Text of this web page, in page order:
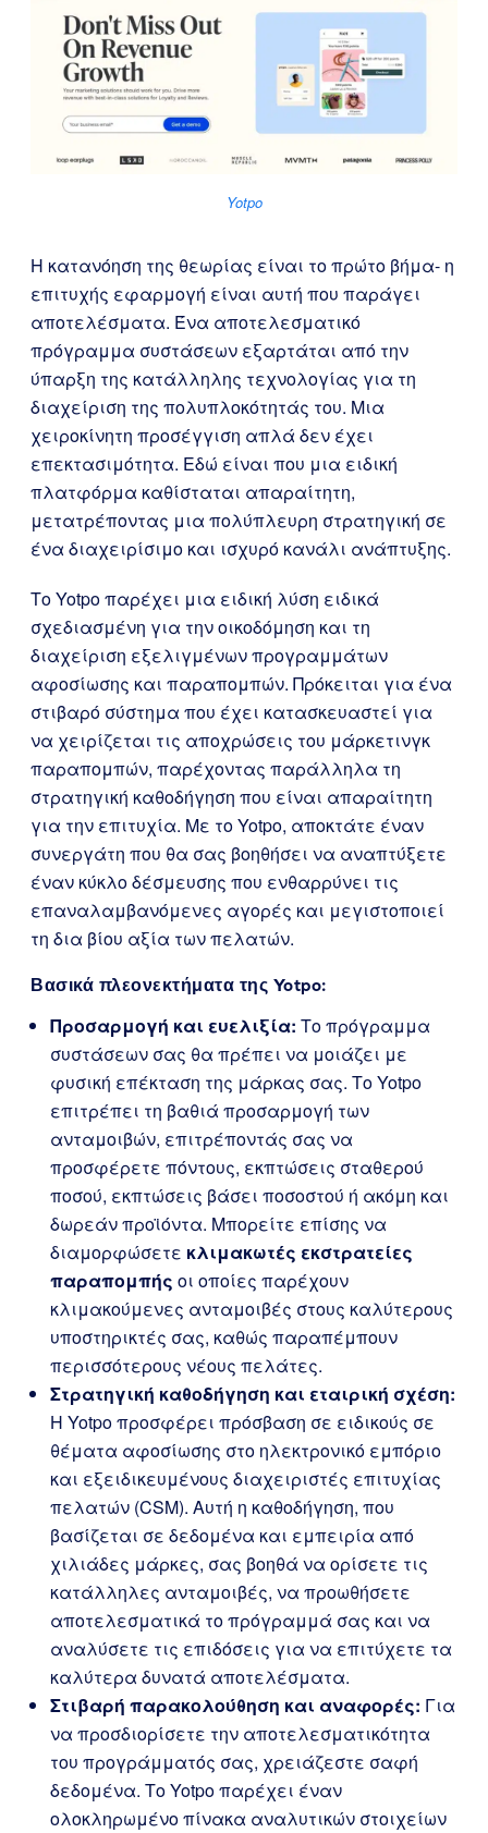
Yotpo
Η κατανόηση της θεωρίας είναι το πρώτο βήμα- η
επιτυχής εφαρμογή είναι αυτή που παράγει
αποτελέσματα. Ένα αποτελεσματικό
πρόγραμμα συστάσεων εξαρτάται από την
ύπαρξη της κατάλληλης τεχνολογίας για τη
διαχείριση της πολυπλοκότητάς του. Μια
χειροκίνητη προσέγγιση απλά δεν έχει
επεκτασιμότητα. Εδώ είναι που μια ειδική
πλατφόρμα καθίσταται απαραίτητη,
μετατρέποντας μια πολύπλευρη στρατηγική σε
ένα διαχειρίσιμο και ισχυρό κανάλι ανάπτυξης.
Το Yotpo παρέχει μια ειδική λύση ειδικά
σχεδιασμένη για την οικοδόμηση και τη
διαχείριση εξελιγμένων προγραμμάτων
αφοσίωσης και παραπομπών. Πρόκειται για ένα
στιβαρό σύστημα που έχει κατασκευαστεί για
να χειρίζεται τις αποχρώσεις του μάρκετινγκ
παραπομπών, παρέχοντας παράλληλα τη
στρατηγική καθοδήγηση που είναι απαραίτητη
για την επιτυχία. Με το Yotpo, αποκτάτε έναν
συνεργάτη που θα σας βοηθήσει να αναπτύξετε
έναν κύκλο δέσμευσης που ενθαρρύνει τις
επαναλαμβανόμενες αγορές και μεγιστοποιεί
τη δια βίου αξία των πελατών.
Βασικά πλεονεκτήματα της Yotpo:
Προσαρμογή και ευελιξία: Το πρόγραμμα
συστάσεων σας θα πρέπει να μοιάζει με
φυσική επέκταση της μάρκας σας. Το Yotpo
επιτρέπει τη βαθιά προσαρμογή των
ανταμοιβών, επιτρέποντάς σας να
προσφέρετε πόντους, εκπτώσεις σταθερού
ποσού, εκπτώσεις βάσει ποσοστού ή ακόμη και
δωρεάν προϊόντα. Μπορείτε επίσης να
διαμορφώσετε κλιμακωτές εκστρατείες
παραπομπής οι οποίες παρέχουν
κλιμακούμενες ανταμοιβές στους καλύτερους
υποστηρικτές σας, καθώς παραπέμπουν
περισσότερους νέους πελάτες.
Στρατηγική καθοδήγηση και εταιρική σχέση:
Η Yotpo προσφέρει πρόσβαση σε ειδικούς σε
θέματα αφοσίωσης στο ηλεκτρονικό εμπόριο
και εξειδικευμένους διαχειριστές επιτυχίας
πελατών (CSM). Αυτή η καθοδήγηση, που
βασίζεται σε δεδομένα και εμπειρία από
χιλιάδες μάρκες, σας βοηθά να ορίσετε τις
κατάλληλες ανταμοιβές, να προωθήσετε
αποτελεσματικά το πρόγραμμά σας και να
αναλύσετε τις επιδόσεις για να επιτύχετε τα
καλύτερα δυνατά αποτελέσματα.
Στιβαρή παρακολούθηση και αναφορές: Για
να προσδιορίσετε την αποτελεσματικότητα
του προγράμματός σας, χρειάζεστε σαφή
δεδομένα. Το Yotpo παρέχει έναν
ολοκληρωμένο πίνακα αναλυτικών στοιχείων